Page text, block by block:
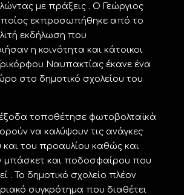
με πράξεις . Ο Γεώργιος
εκπροσωπήθηκε από το
εκδήλωση που
η κοινότητα και κάτοικοι
Ναυπακτίας έκανε ένα
στο δημοτικό σχολείου του
τοποθέτησε φωτοβολταϊκά
να καλύψουν τις ανάγκες
και του προαυλίου καθώς και
μπάσκετ και ποδοσφαίρου που
. Το δημοτικό σχολείο πλέον
συγκρότημα που διαθέτει